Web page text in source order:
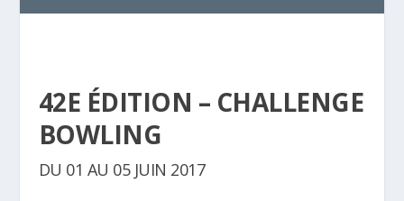
42E ÉDITION – CHALLENGE
BOWLING
DU 01 AU 05 JUIN 2017